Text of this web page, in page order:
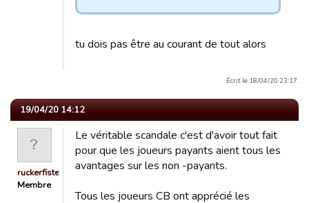
tu dois pas être au courant de tout alors
Écrit le 18/04/20 23:17.
19/04/20 14:12
ruckerfister
Membre
Le véritable scandale c'est d'avoir tout fait
pour que les joueurs payants aient tous les
avantages sur les non -payants.
Tous les joueurs CB ont apprécié les